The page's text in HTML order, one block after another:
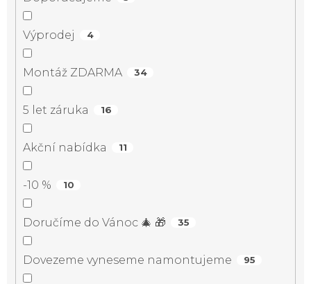
Výprodej 4
Montáž ZDARMA 34
5 let záruka 16
Akční nabídka 11
-10 % 10
Doručíme do Vánoc 🎄 🎁 35
Dovezeme vyneseme namontujeme 95